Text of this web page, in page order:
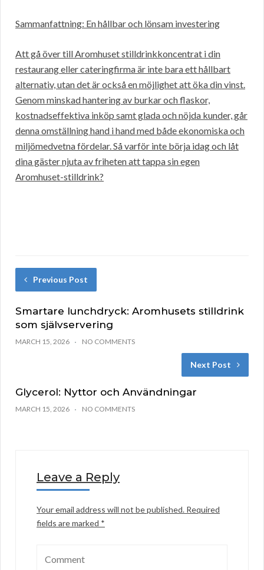
Sammanfattning: En hållbar och lönsam investering
Att gå över till Aromhuset stilldrinkkoncentrat i din
restaurang eller cateringfirma är inte bara ett hållbart
alternativ, utan det är också en möjlighet att öka din vinst.
Genom minskad hantering av burkar och flaskor,
kostnadseffektiva inköp samt glada och nöjda kunder, går
denna omställning hand i hand med både ekonomiska och
miljömedvetna fördelar. Så varför inte börja idag och låt
dina gäster njuta av friheten att tappa sin egen
Aromhuset-stilldrink?
Previous Post
Smartare lunchdryck: Aromhusets stilldrink
som självservering
MARCH 15, 2026 NO COMMENTS
Next Post
Glycerol: Nyttor och Användningar
MARCH 15, 2026 NO COMMENTS
Leave a Reply
Your email address will not be published. Required
fields are marked *